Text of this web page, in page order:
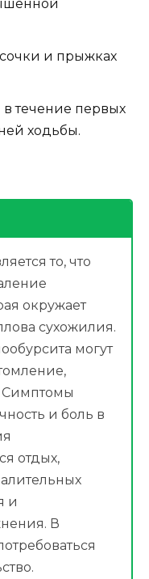
и прыжках
течение первых
ходьбы.
то, что
окружает
сухожилия.
могут
Симптомы
и боль в
отдых,
и
В